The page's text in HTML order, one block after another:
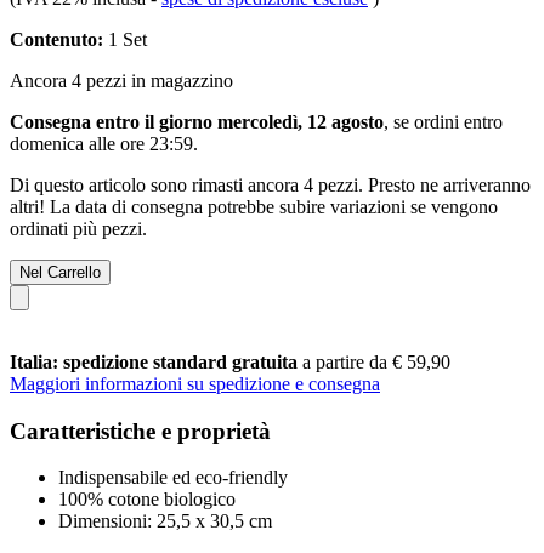
Contenuto: 1 Set
Ancora 4 pezzi in magazzino
Consegna entro il giorno mercoledì, 12 agosto, se ordini entro
domenica alle ore 23:59.
Di questo articolo sono rimasti ancora 4 pezzi. Presto ne arriveranno
altri! La data di consegna potrebbe subire variazioni se vengono
ordinati più pezzi.
Nel Carrello
Italia: spedizione standard gratuita a partire da € 59,90
Maggiori informazioni su spedizione e consegna
Caratteristiche e proprietà
Indispensabile ed eco-friendly
100% cotone biologico
Dimensioni: 25,5 x 30,5 cm